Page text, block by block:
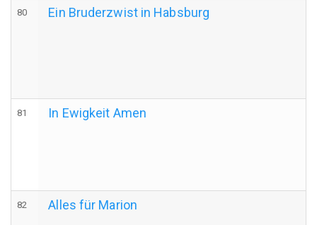
80 Ein Bruderzwist in Habsburg
81 In Ewigkeit Amen
82 Alles für Marion